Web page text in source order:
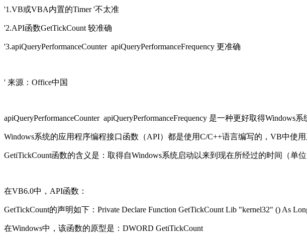
'1.VB或VBA内置的Timer '不太准
'2.API函数GetTickCount 较准确
'3.apiQueryPerformanceCounter apiQueryPerformanceFrequency 更准确
' 来源：Office中国
apiQueryPerformanceCounter apiQueryPerformanceFrequency 是一种更好取得Windows
Windows系统的应用程序编程接口函数（API）都是使用C/C++语言编写的，VB中使
GetiTickCount函数的含义是：取得自Windows系统启动以来到现在所经过的时间（单位
在VB6.0中，API函数：
GetTickCount的声明如下：Private Declare Function GetTickCount Lib "kernel32" () As
在Windows中，该函数的原型是：DWORD GetiTickCount